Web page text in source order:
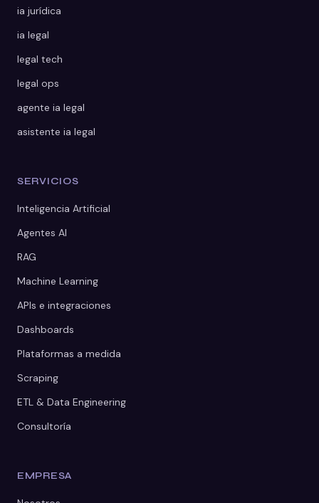
ia jurídica
ia legal
legal tech
legal ops
agente ia legal
asistente ia legal
SERVICIOS
Inteligencia Artificial
Agentes AI
RAG
Machine Learning
APIs e integraciones
Dashboards
Plataformas a medida
Scraping
ETL & Data Engineering
Consultoría
EMPRESA